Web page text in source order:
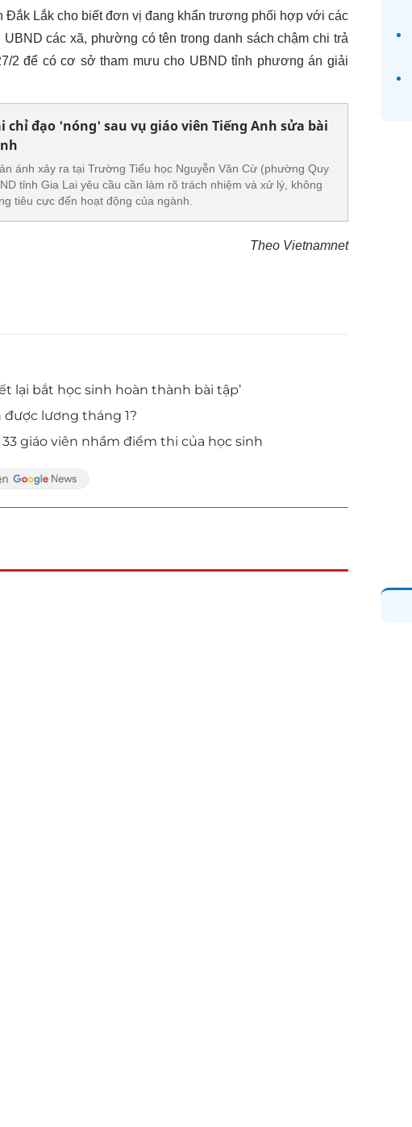
Đắk Lắk cho biết đơn vị đang khẩn trương phối hợp với các
các xã, phường có tên trong danh sách chậm chi trả
2 để có cơ sở tham mưu cho UBND tỉnh phương án giải
chỉ đạo 'nóng' sau vụ giáo viên Tiếng Anh sửa bài
ánh xảy ra tại Trường Tiểu học Nguyễn Văn Cừ (phường Quy
tỉnh Gia Lai yêu cầu cần làm rõ trách nhiệm và xử lý, không
tiêu cực đến hoạt động của ngành.
Theo Vietnamnet
lại bắt học sinh hoàn thành bài tập’
lương tháng 1?
33 giáo viên nhầm điểm thi của học sinh